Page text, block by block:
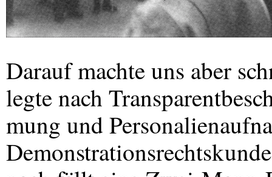
Darauf machte uns aber
legte nach
mung und